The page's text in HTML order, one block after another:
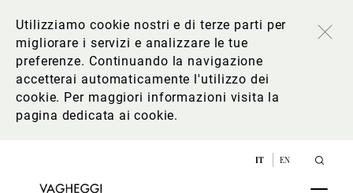
Utilizziamo cookie nostri e di terze parti per
migliorare i servizi e analizzare le tue
preferenze. Continuando la navigazione
accetterai automaticamente l'utilizzo dei
cookie. Per maggiori informazioni visita la
pagina dedicata ai cookie.
IT EN